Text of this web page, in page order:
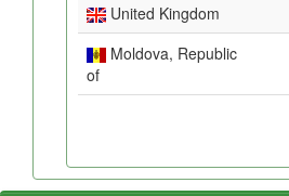
United Kingdom
Moldova, Republic
of